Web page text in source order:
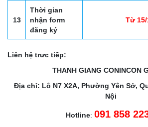
13
Thời gian
nhận form
đăng ký
Từ 15/
Liên hệ trưc tiếp:
THANH GIANG CONINCON
Địa chỉ: Lô N7 X2A, Phường Yên Sở,
Nội
Hotline: 091 858